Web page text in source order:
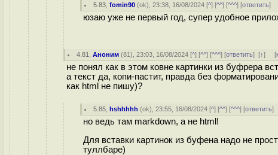
5.83 ,fomin90 (ok), 23:38, 16/08/2024 [^] [^^] [^^^] [ответить]
юзаю уже не первый год, супер удобное
4.81 ,Аноним (81), 23:03, 16/08/2024 [^] [^^] [^^^] [ответить][↑] [
не понял как в этом ковне картинки из буфрера
а текст да, копи-пастит, правда без
как html не пишу)?
5.85 ,hshhhhh (ok), 23:55, 16/08/2024 [^] [^^] [^^^] [ответить]
но ведь там markdown, а не html!
Для вставки картинок из буфена надо не
туллбаре)